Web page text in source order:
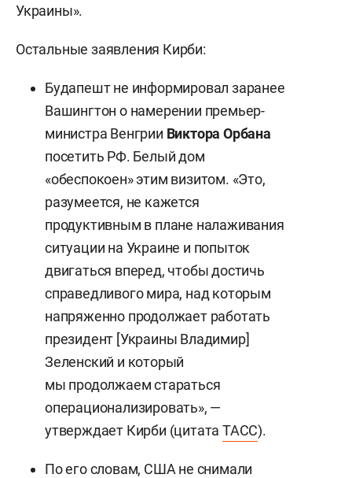
Украины».
Остальные заявления Кирби:
Будапешт не информировал заранее
Вашингтон о намерении премьер-
министра Венгрии Виктора Орбана
посетить РФ. Белый дом
«обеспокоен» этим визитом. «Это,
разумеется, не кажется
продуктивным в плане налаживания
ситуации на Украине и попыток
двигаться вперед, чтобы достичь
справедливого мира, над которым
напряженно продолжает работать
президент [Украины Владимир]
Зеленский и который
мы продолжаем стараться
операционализировать», —
утверждает Кирби (цитатаТАСС).
По егословам, США не снимали